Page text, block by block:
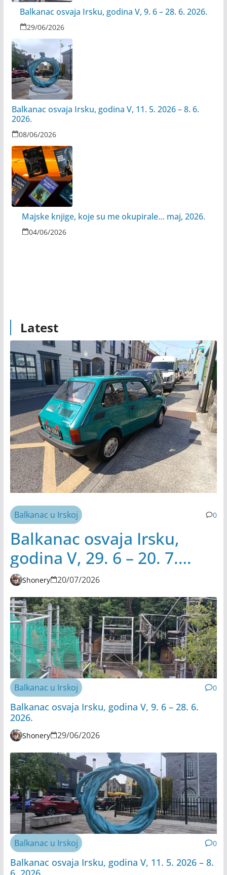
Balkanac osvaja Irsku, godina V, 9. 6 – 28. 6. 2026.
29/06/2026
Balkanac osvaja Irsku, godina V, 11. 5. 2026 – 8. 6.
2026.
08/06/2026
Majske knjige, koje su me okupirale… maj, 2026.
04/06/2026
Latest
Balkanac u Irskoj 0
Balkanac osvaja Irsku,
godina V, 29. 6 – 20. 7.
2026.
Shonery 20/07/2026
Balkanac u Irskoj 0
Balkanac osvaja Irsku, godina V, 9. 6 – 28. 6.
2026.
Shonery 29/06/2026
Balkanac u Irskoj 0
Balkanac osvaja Irsku, godina V, 11. 5. 2026 – 8.